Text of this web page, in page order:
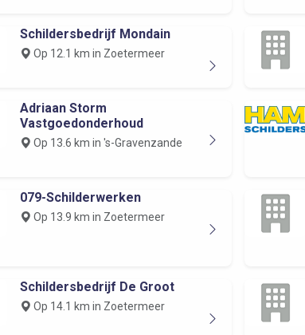
Schildersbedrijf Mondain
Op 12.1 km in Zoetermeer
Adriaan Storm
Vastgoedonderhoud
Op 13.6 km in 's-Gravenzande
079-Schilderwerken
Op 13.9 km in Zoetermeer
Schildersbedrijf De Groot
Op 14.1 km in Zoetermeer